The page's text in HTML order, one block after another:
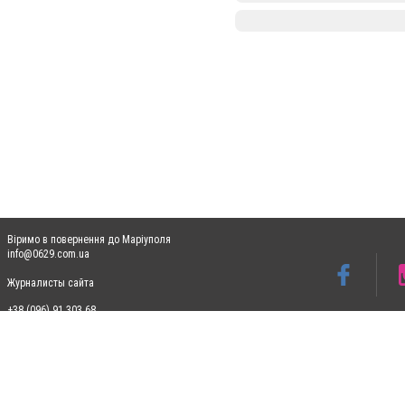
Віримо в повернення до Маріуполя
info@0629.com.ua
Журналисты сайта
+38 (096) 91 303 68